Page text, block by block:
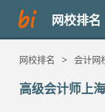
网校排名
网校排名 > 会计网
高级会计师上